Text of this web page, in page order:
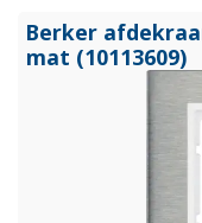
Berker
mat (10113609)